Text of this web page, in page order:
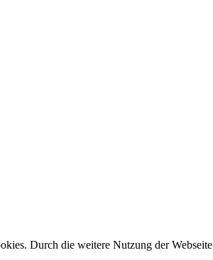
Durch die weitere Nutzung der Webseite